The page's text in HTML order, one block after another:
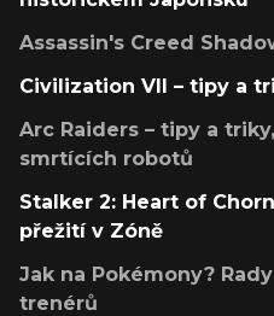
Assassin's Creed
Civilization VII – tipy a
Arc Raiders – tipy a
smrtících robotů
Stalker 2: Heart of
přežití v Zóně
Jak na Pokémony?
trenérů